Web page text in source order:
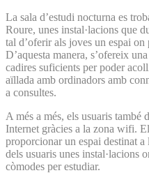
La sala d’estudi nocturna es
Roure, unes instal·lacions que
tal d’oferir als joves un espai
D’aquesta manera, s’ofereix
cadires suficients per poder
aïllada amb ordinadors amb
a consultes.
A més a més, els usuaris també
Internet gràcies a la zona wifi.
proporcionar un espai destinat
dels usuaris unes instal·lacions
còmodes per estudiar.